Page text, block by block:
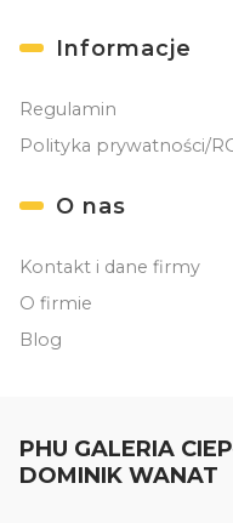
Informacje
Regulamin
Polityka prywatności/
O nas
Kontakt i dane firmy
O firmie
Blog
PHU GALERIA
DOMINIK WANAT